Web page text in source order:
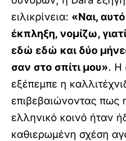
ειλικρίνεια: «Ναι,
έκπληξη, νομίζω,
εδώ εδώ και δύο
σαν στο σπίτι μου». Η
εξέπεμπε η
επιβεβαιώνοντας πως
ελληνικό κοινό ήταν
καθιερωμένη σχέση